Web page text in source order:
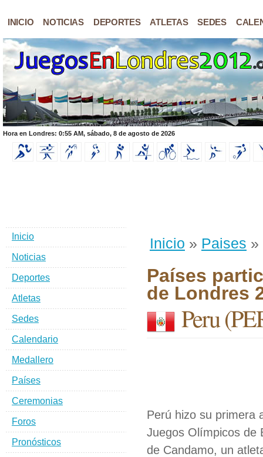
INICIO NOTICIAS DEPORTES ATLETAS SEDES
Hora en Londres: 0:55 AM, sábado, 8 de agosto de 2026
Inicio » Paises »
Países
de Londres
Peru
Perú hizo su primera
Juegos Olímpicos de
de Candamo, un
Inicio
Noticias
Deportes
Atletas
Sedes
Calendario
Medallero
Países
Ceremonias
Foros
Pronósticos